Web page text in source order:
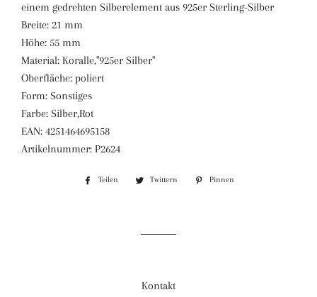
einem gedrehten Silberelement aus 925er Sterling-Silber
Breite: 21 mm
Höhe: 55 mm
Material: Koralle,"925er Silber"
Oberfläche: poliert
Form: Sonstiges
Farbe: Silber,Rot
EAN: 4251464695158
Artikelnummer: P2624
Teilen
Auf
Twittern
Auf
Pinnen
Kontakt